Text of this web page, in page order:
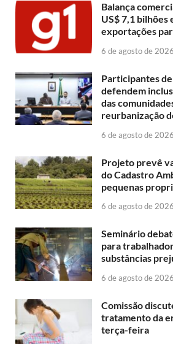
Balança
US$ 7,1 bilhões
exportações
6 de agosto de 2026
Participantes
defendem
das
reurbanização
6 de agosto de 2026
Projeto prevê
do Cadastro
pequenas
6 de agosto de 2026
Seminário
para
substâncias
6 de agosto de 2026
Comissão
tratamento da
terça-feira